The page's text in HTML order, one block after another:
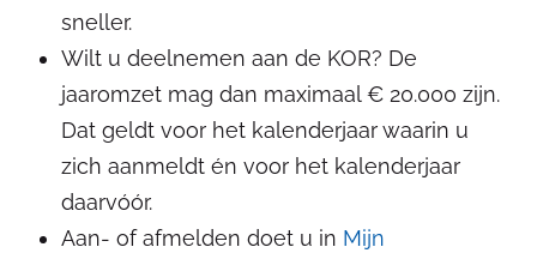
sneller.
Wilt u deelnemen aan de KOR? De
jaaromzet mag dan maximaal € 20.000 zijn.
Dat geldt voor het kalenderjaar waarin u
zich aanmeldt én voor het kalenderjaar
daarvóór.
Aan- of afmelden doet u in Mijn